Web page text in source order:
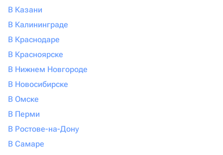
В Казани
В Калининграде
В Краснодаре
В Красноярске
В Нижнем Новгороде
В Новосибирске
В Омске
В Перми
В Ростове-на-Дону
В Самаре